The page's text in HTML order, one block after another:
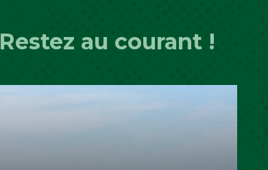
Restez au courant !